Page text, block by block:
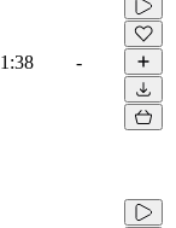
1:38 -